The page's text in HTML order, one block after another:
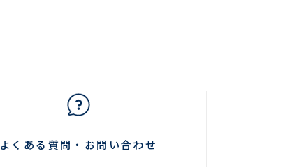
よくある質問・お問い合わせ